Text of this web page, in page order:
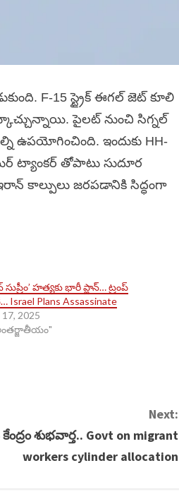
F-15 స్ట్రైక్ ఈగల్ జెట్ కూలి
పైలట్ నుంచి సిగ్నల్
ఉపయోగించింది. ఇందుకు HH-
ట్యాంకర్ తోపాటు సుదూర
కాల్పులు జరపడానికి సిద్ధంగా
సుప్రీం’ హత్యకు భారీ ప్లాన్… ట్రంప్
Israel Plans Assassinate
17, 2025
Next:
శుభవార్త.. Govt on migrant
workers cylinder allocation